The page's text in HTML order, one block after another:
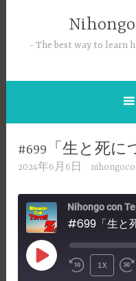
The best way to learn
#699「生と死に
2024年6月6日
Nihongo con
#699「生と
PLAY
REWIND
1X